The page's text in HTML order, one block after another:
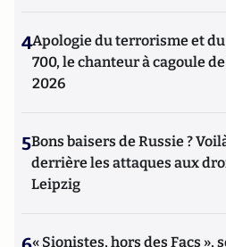
4Apologie du terrorisme et
700, le chanteur à cagoule de
2026
5Bons baisers de Russie ?
derrière les attaques aux
Leipzig
« Sionistes, hors des Facs »,